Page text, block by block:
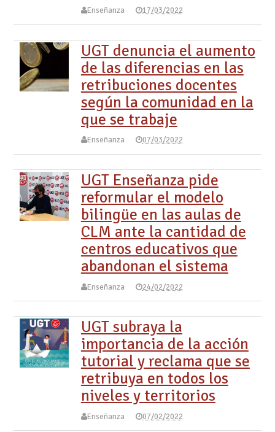
Enseñanza 17/03/2022
UGT denuncia el aumento
de las diferencias en las
retribuciones docentes
según la comunidad en la
que se trabaje
Enseñanza 07/03/2022
UGT Enseñanza pide
reformular el modelo
bilingüe en las aulas de
CLM ante la cantidad de
centros educativos que
abandonan el sistema
Enseñanza 24/02/2022
UGT subraya la
importancia de la acción
tutorial y reclama que se
retribuya en todos los
niveles y territorios
Enseñanza 07/02/2022